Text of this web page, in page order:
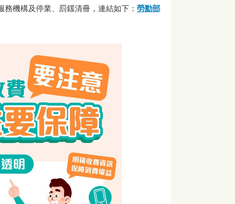
機構及停業、罰鍰清冊，連結如下： 勞動部